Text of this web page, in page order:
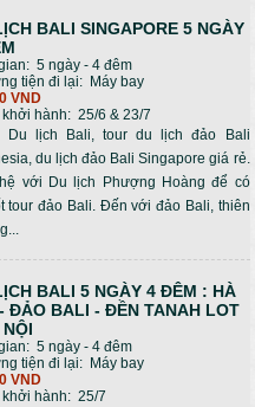
BALI SINGAPORE 5 NGÀY
5 ngày - 4 đêm
tiện đi lại: Máy bay
0 VND
khởi hành: 25/6 & 23/7
Du lịch Bali, tour du lịch đảo Bali
du lịch đảo Bali Singapore giá rẻ.
với Du lịch Phượng Hoàng để có
tour đảo Bali. Đến với đảo Bali, thiên
BALI 5 NGÀY 4 ĐÊM : HÀ
ĐẢO BALI - ĐỀN TANAH LOT
5 ngày - 4 đêm
tiện đi lại: Máy bay
0 VND
khởi hành: 25/7